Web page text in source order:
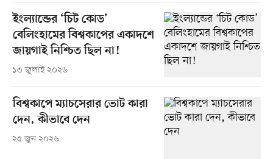
ইংল্যান্ডের ‘চিট কোড’
বেলিংহামের বিশ্বকাপের একাদশে
জায়গাই নিশ্চিত ছিল না!
১৩ জুলাই ২০২৬
বিশ্বকাপে ম্যাচসেরার ভোট কারা
দেন, কীভাবে দেন
২৫ জুন ২০২৬